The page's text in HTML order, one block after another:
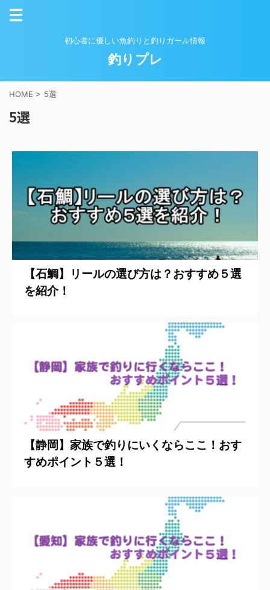
初心者に優しい魚釣りと釣りガール情報
釣りプレ
HOME > 5選
5選
【石鯛】リールの選び方は？おすすめ５選
を紹介！
【静岡】家族で釣りにいくならここ！おす
すめポイント５選！